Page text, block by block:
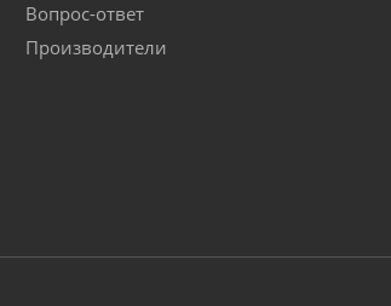
Вопрос-ответ
Производители